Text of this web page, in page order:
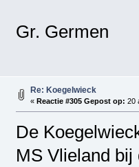
Gr. Germen
Re: Koegelwieck
« Reactie #305 Gepost op: 20
De
MS Vlieland